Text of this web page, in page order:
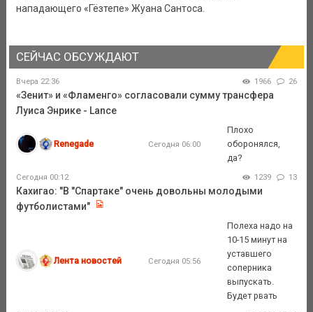
нападающего «Гёзтепе» Жуана Сантоса.
СЕЙЧАС ОБСУЖДАЮТ
Вчера 22:36 1966 26
«Зенит» и «Фламенго» согласовали сумму трансфера
Луиса Энрике - Lance
Renegade Сегодня 06:00
Плохо
оборонялся,
да?
Сегодня 00:12 1239 13
Кахигао: "В "Спартаке" очень довольны молодыми
футболистами"
Лента новостей Сегодня 05:56
Полеха надо на
10-15 минут на
уставшего
соперника
выпускать.
Будет рвать